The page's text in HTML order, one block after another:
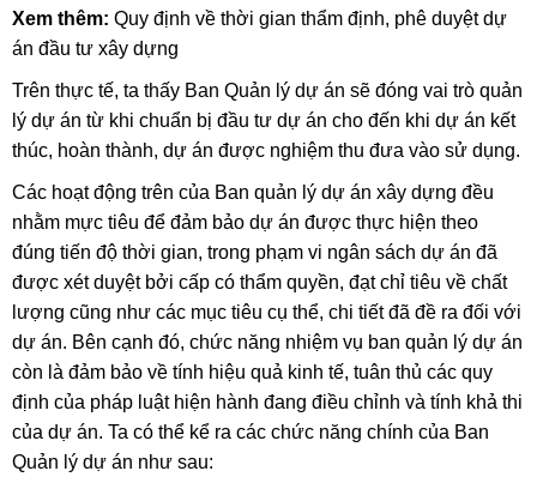
Xem thêm: Quy định về thời gian thẩm định, phê duyệt dự
án đầu tư xây dựng
Trên thực tế, ta thấy Ban Quản lý dự án sẽ đóng vai trò quản
lý dự án từ khi chuẩn bị đầu tư dự án cho đến khi dự án kết
thúc, hoàn thành, dự án được nghiệm thu đưa vào sử dụng.
Các hoạt động trên của Ban quản lý dự án xây dựng đều
nhằm mực tiêu để đảm bảo dự án được thực hiện theo
đúng tiến độ thời gian, trong phạm vi ngân sách dự án đã
được xét duyệt bởi cấp có thẩm quyền, đạt chỉ tiêu về chất
lượng cũng như các mục tiêu cụ thể, chi tiết đã đề ra đối với
dự án. Bên cạnh đó, chức năng nhiệm vụ ban quản lý dự án
còn là đảm bảo về tính hiệu quả kinh tế, tuân thủ các quy
định của pháp luật hiện hành đang điều chỉnh và tính khả thi
của dự án. Ta có thể kể ra các chức năng chính của Ban
Quản lý dự án như sau: